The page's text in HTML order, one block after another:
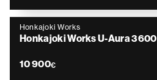
Honkajoki Works
Honkajoki Works U-Aura 3600
10 900€